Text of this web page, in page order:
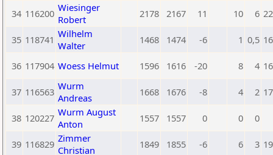
34 116200 Wiesinger
Robert
2178 2167 11 10 6
35 118741 Wilhelm
Walter
1468 1474 -6 1 0,5
36 117904 Woess Helmut 1596 1616 -20 8 4
37 116563 Wurm
Andreas
1668 1676 -8 4 2
38 120227 Wurm August
Anton
1557 1557 0 0 0
39 116829 Zimmer
Christian
1849 1855 -6 6 3